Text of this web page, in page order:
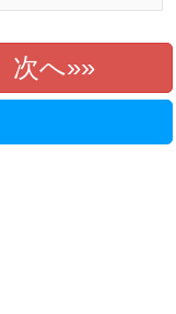
次へ»